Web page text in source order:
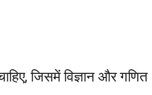
जिसमें विज्ञान और गणित